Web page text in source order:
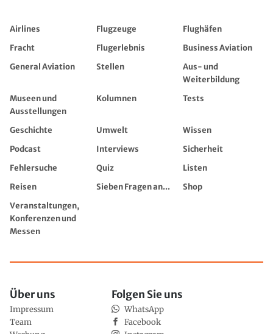
Airlines Flugzeuge
Flughäfen
Fracht
Flugerlebnis
Business Aviation
General Aviation
Stellen
Aus- und
Weiterbildung
Museen und
Ausstellungen
Kolumnen Tests
Geschichte Umwelt
Wissen
Podcast
Interviews
Sicherheit
Fehlersuche
Quiz
Listen
Reisen
Sieben Fragen an...
Shop
Veranstaltungen,
Konferenzen und
Messen
Über uns
Impressum
Team
Folgen Sie uns
WhatsApp
Facebook